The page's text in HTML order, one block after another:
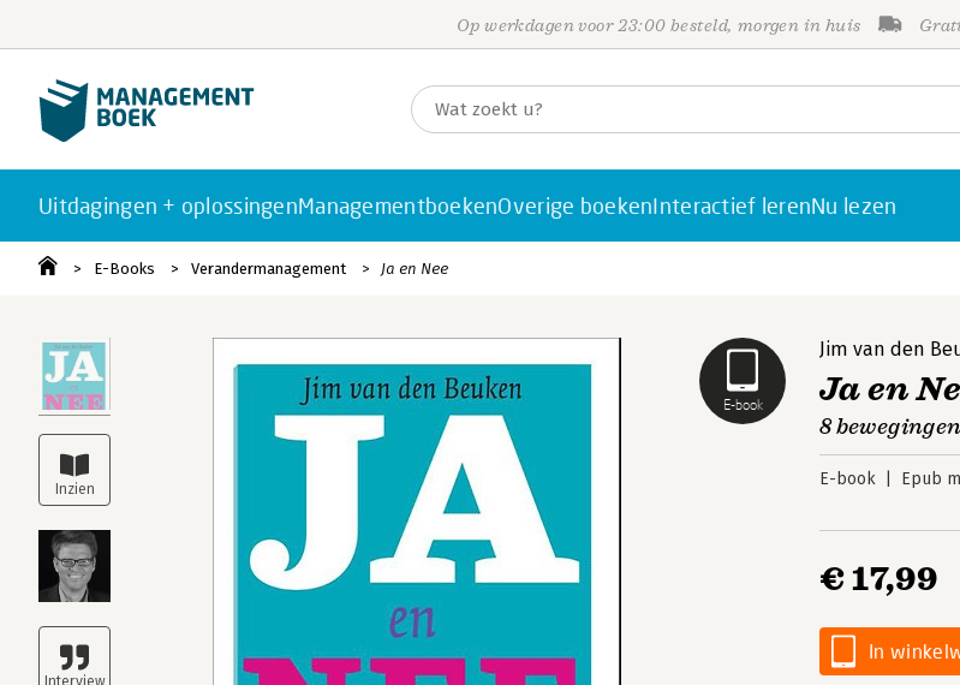
Op werkdagen voor 23:00 besteld, morgen in huis
Uitdagingen + oplossingenManagementboekenOverige boekenInteractief lerenNu lezen
E-Books Verandermanagement Ja en Nee
E-book
Jim van den
Ja en
8
E-book Epub
€ 17,99
In